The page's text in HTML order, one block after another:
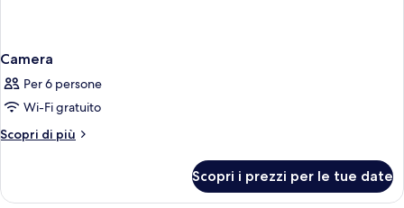
Camera
Per 6 persone
Wi-Fi gratuito
Scopri di più
Altri
Scopri i prezzi per le tue date